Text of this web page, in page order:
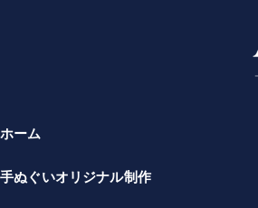
ホーム
手ぬぐいオリジナル制作